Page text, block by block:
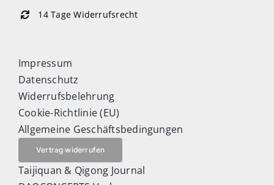
14 Tage Widerrufsrecht
Impressum
Datenschutz
Widerrufsbelehrung
Cookie-Richtlinie (EU)
Allgemeine Geschäftsbedingungen
Vertrag widerrufen
Taijiquan & Qigong Journal